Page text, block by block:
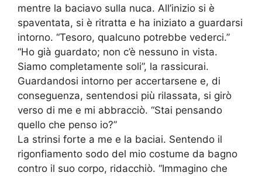
mentre la baciavo sulla nuca. All’inizio si è
spaventata, si è ritratta e ha iniziato a guardarsi
intorno. “Tesoro, qualcuno potrebbe vederci.”
“Ho già guardato; non c’è nessuno in vista.
Siamo completamente soli”, la rassicurai.
Guardandosi intorno per accertarsene e, di
conseguenza, sentendosi più rilassata, si girò
verso di me e mi abbracciò. “Stai pensando
quello che penso io?”
La strinsi forte a me e la baciai. Sentendo il
rigonfiamento sodo del mio costume da bagno
contro il suo corpo, ridacchiò. “Immagino che